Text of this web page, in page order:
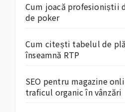
Cum joacă profesioniștii
de poker
Cum citești tabelul de
înseamnă RTP
SEO pentru magazine
traficul organic în vânzări